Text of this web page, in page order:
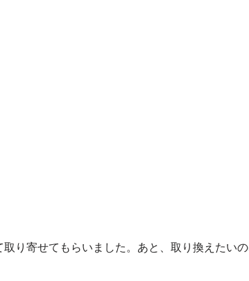
り寄せてもらいました。あと、取り換えたい